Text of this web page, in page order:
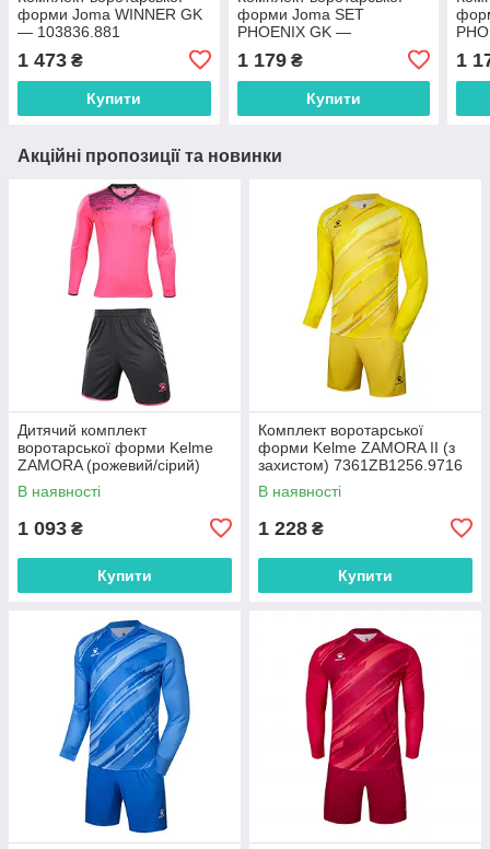
форми Joma WINNER GK
— 103836.881
1 473 ₴
Купити
форми Joma SET
PHOENIX GK —
1 179₴
Купити
1
Акційні пропозиції та новинки
Дитячий комплект
воротарської форми Kelme
ZAMORA (рожевий/сірий)
3873007.997
В наявності
1 093 ₴
Купити
Комплект воротарської
форми Kelme ZAMORA II (з
захистом) 7361ZB1256.9716
В наявності
1 228 ₴
Купити